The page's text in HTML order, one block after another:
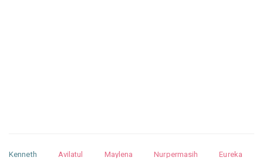
Kenneth Avilatul Maylena Nurpermasih
Eureka